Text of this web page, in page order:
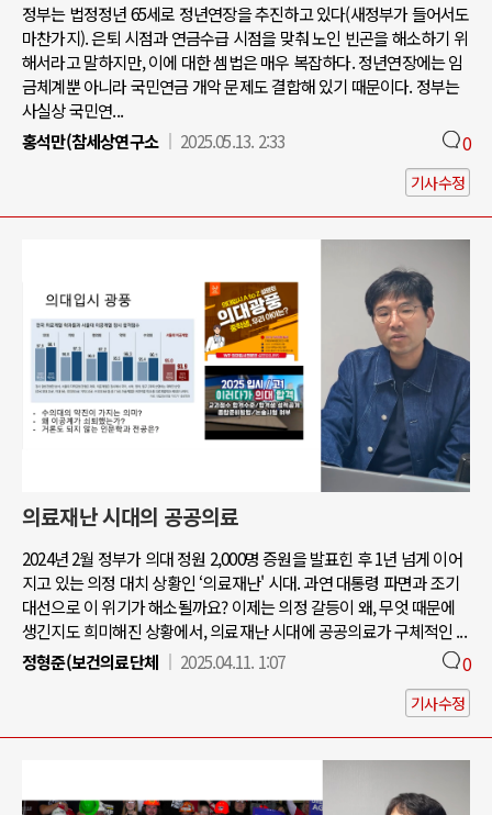
정부는 법정정년 65세로 정년연장을 추진하고 있다(새정부가 들어서도
마찬가지). 은퇴 시점과 연금수급 시점을 맞춰 노인 빈곤을 해소하기 위
해서라고 말하지만, 이에 대한 셈법은 매우 복잡하다. 정년연장에는 임
금체계뿐 아니라 국민연금 개악 문제도 결합해 있기 때문이다. 정부는
사실상 국민연...
홍석만(참세상연구소
2025.05.13. 2:33 0
기사수정
의료재난 시대의 공공의료
2024년 2월 정부가 의대 정원 2,000명 증원을 발표힌 후 1년 넘게 이어
지고 있는 의정 대치 상황인 ‘의료재난' 시대. 과연 대통령 파면과 조기
대선으로 이 위기가 해소될까요? 이제는 의정 갈등이 왜, 무엇 때문에
생긴지도 희미해진 상황에서, 의료재난 시대에 공공의료가 구체적인 ...
정형준(보건의료단체
2025.04.11. 1:07 0
기사수정